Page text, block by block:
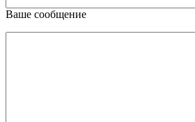
Ваше сообщение